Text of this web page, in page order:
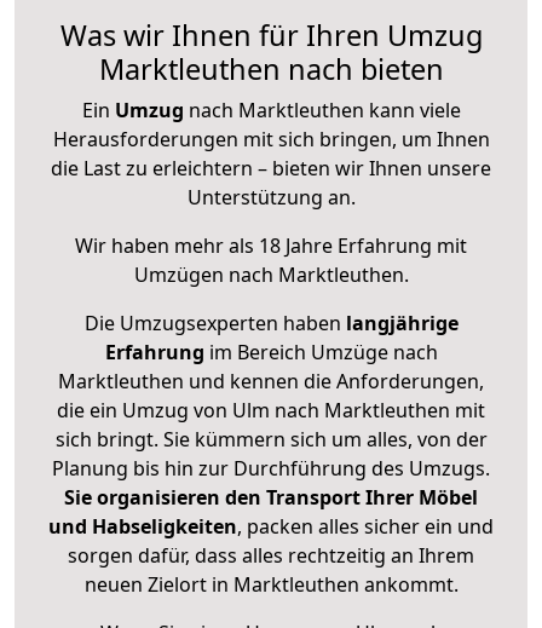
Was wir Ihnen für Ihren Umzug
Marktleuthen nach bieten
Ein Umzug nach Marktleuthen kann viele
Herausforderungen mit sich bringen, um Ihnen
die Last zu erleichtern – bieten wir Ihnen unsere
Unterstützung an.
Wir haben mehr als 18 Jahre Erfahrung mit
Umzügen nach Marktleuthen.
Die Umzugsexperten haben langjährige
Erfahrung im Bereich Umzüge nach
Marktleuthen und kennen die Anforderungen,
die ein Umzug von Ulm nach Marktleuthen mit
sich bringt. Sie kümmern sich um alles, von der
Planung bis hin zur Durchführung des Umzugs.
Sie organisieren den Transport Ihrer Möbel
und Habseligkeiten, packen alles sicher ein und
sorgen dafür, dass alles rechtzeitig an Ihrem
neuen Zielort in Marktleuthen ankommt.